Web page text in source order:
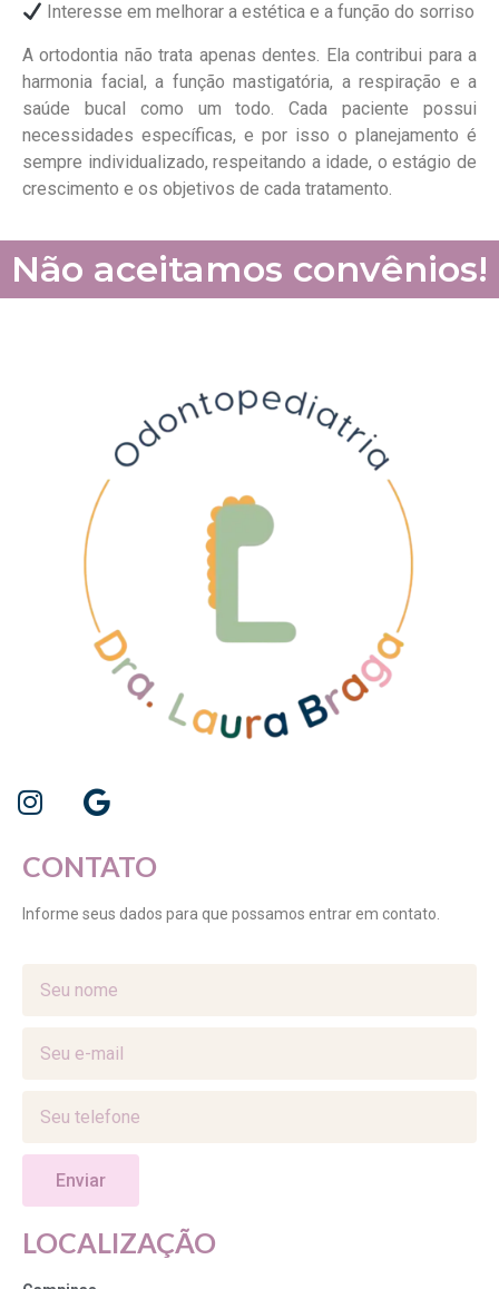
Interesse em melhorar a estética e a função do sorriso
A ortodontia não trata apenas dentes. Ela contribui para a
harmonia facial, a função mastigatória, a respiração e a
saúde bucal como um todo. Cada paciente possui
necessidades específicas, e por isso o planejamento é
sempre individualizado, respeitando a idade, o estágio de
crescimento e os objetivos de cada tratamento.
Não aceitamos convênios!
CONTATO
Informe seus dados para que possamos entrar em contato.
Enviar
LOCALIZAÇÃO